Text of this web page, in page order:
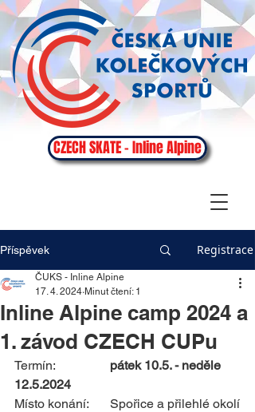
CZECH SKATE - Inline Alpine
Příspěvek Registrace
Inline Alpine camp 2024 a
1. závod CZECH CUPu
ČUKS - Inline Alpine
17. 4. 2024 Minut čtení: 1
pátek 10.5. - neděle
12.5.2024
Místo konání: 	Spořice a přilehlé okolí